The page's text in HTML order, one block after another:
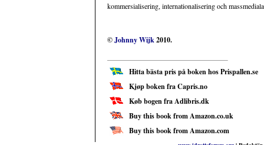
kommersialisering, internationalisering och
©Johnny Wijk2010.
Hitta bästa pris på boken hos Prispallen.se
Kjøp boken fra Capris.no
Køb bogen fra Adlibris.dk
Buy this book from Amazon.co.uk
Buy this book from Amazon.com